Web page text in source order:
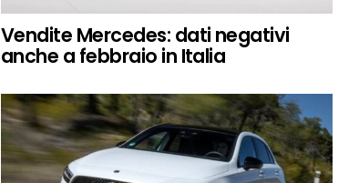
Vendite Mercedes: dati negativi
anche a febbraio in Italia